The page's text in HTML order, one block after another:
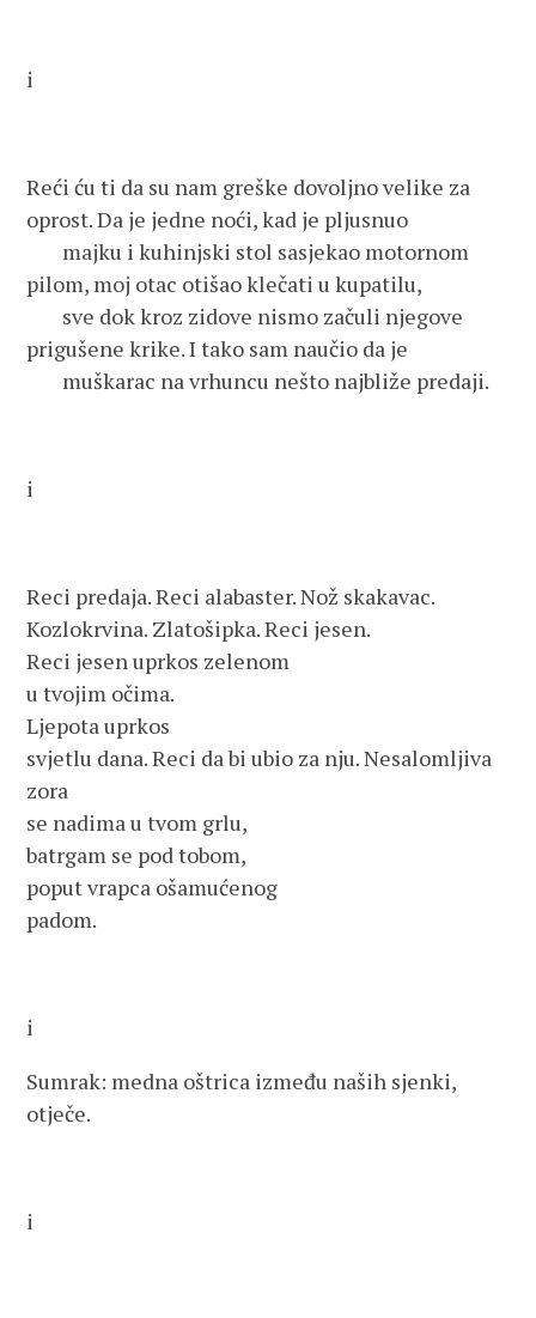
i
Reći ću ti da su nam greške dovoljno velike za
oprost. Da je jedne noći, kad je pljusnuo
majku i kuhinjski stol sasjekao motornom
pilom, moj otac otišao klečati u kupatilu,
sve dok kroz zidove nismo začuli njegove
prigušene krike. I tako sam naučio da je
muškarac na vrhuncu nešto najbliže predaji.
i
Reci predaja. Reci alabaster. Nož skakavac.
Kozlokrvina. Zlatošipka. Reci jesen.
Reci jesen uprkos zelenom
u tvojim očima.
Ljepota uprkos
svjetlu dana. Reci da bi ubio za nju. Nesalomljiva
zora
se nadima u tvom grlu,
batrgam se pod tobom,
poput vrapca ošamućenog
padom.
i
Sumrak: medna oštrica između naših sjenki,
otječe.
i